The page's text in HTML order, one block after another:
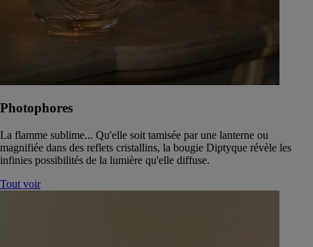
Photophores
La flamme sublime... Qu'elle soit tamisée par une lanterne ou
magnifiée dans des reflets cristallins, la bougie Diptyque révèle les
infinies possibilités de la lumière qu'elle diffuse.
Tout voir